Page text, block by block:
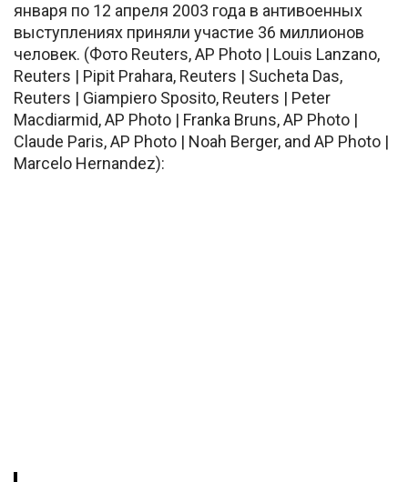
января по 12 апреля 2003 года в антивоенных
выступлениях приняли участие 36 миллионов
человек. (Фото Reuters, AP Photo | Louis Lanzano,
Reuters | Pipit Prahara, Reuters | Sucheta Das,
Reuters | Giampiero Sposito, Reuters | Peter
Macdiarmid, AP Photo | Franka Bruns, AP Photo |
Claude Paris, AP Photo | Noah Berger, and AP Photo |
Marcelo Hernandez):